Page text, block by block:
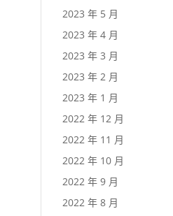
2023 年 5 月
2023 年 4 月
2023 年 3 月
2023 年 2 月
2023 年 1 月
2022 年 12 月
2022 年 11 月
2022 年 10 月
2022 年 9 月
2022 年 8 月